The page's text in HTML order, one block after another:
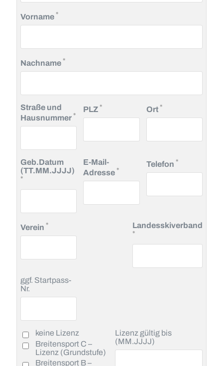
Vorname *Pflichtfeld
Nachname *Pflichtfeld
Straße und
Hausnummer *Pflichtfeld
PLZ*Pflichtfeld Ort*Pflichtfeld
Geb.Datum
(TT.MM.JJJJ)
*Pflichtfeld
E-Mail-
Adresse*Pflichtfeld
Telefon*Pflichtfeld
Verein *Pflichtfeld Landesskiverband
*Pflichtfeld
ggf. Startpass-
Nr.
keine Lizenz
Breitensport C –
Lizenz (Grundstufe)
Breitensport B –
Lizenz gültig bis
(MM.JJJJ)